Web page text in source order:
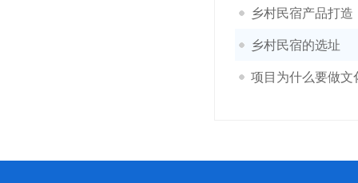
乡村民宿产品打造
乡村民宿的选址
项目为什么要做文